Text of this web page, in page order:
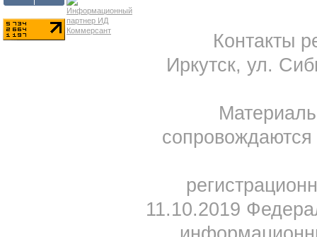
Контакты
Иркутск, ул.
11.10.2019